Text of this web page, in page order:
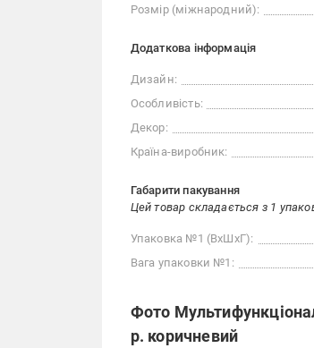
Розмір (міжнародний):
Додаткова інформація
Дизайн:
Особливість:
Декор:
Країна-виробник:
Габарити пакування
Цей товар складається з 1
Упаковка №1 (ВхШхГ):
Вага упаковки №1:
Фото
р. коричневий